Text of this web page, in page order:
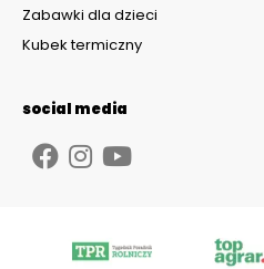
Zabawki dla dzieci
Kubek termiczny
social media